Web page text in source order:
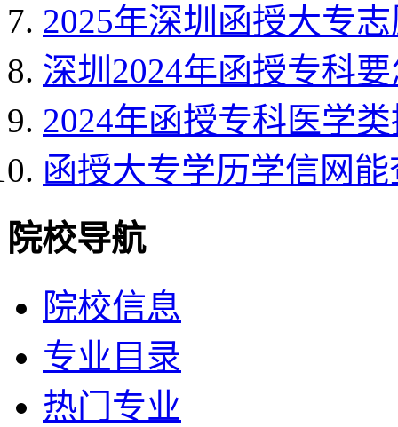
2025年深圳函授大专
深圳2024年函授专科
2024年函授专科医学
函授大专学历学信网
院校导航
院校信息
专业目录
热门专业